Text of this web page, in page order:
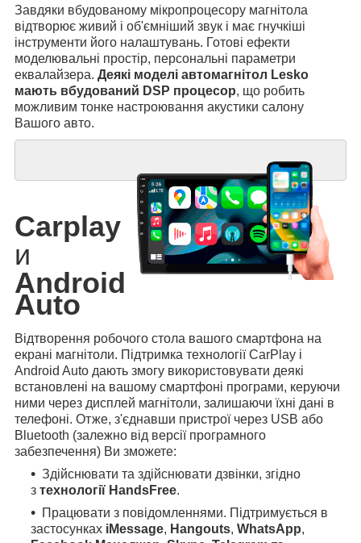
Завдяки вбудованому мікропроцесору магнітола
відтворює живий і об'ємніший звук і має гнучкіші
інструменти його налаштувань. Готові ефекти
моделювальні простір, персональні параметри
еквалайзера. Деякі моделі автомагнітол Lesko
мають вбудований DSP процесор, що робить
можливим тонке настроювання акустики салону
Вашого авто.
Carplay
и
Android
Auto
Відтворення робочого стола вашого смартфона на
екрані магнітоли. Підтримка технології CarPlay і
Android Auto дають змогу використовувати деякі
встановлені на вашому смартфоні програми, керуючи
ними через дисплей магнітоли, залишаючи їхні дані в
телефоні. Отже, з'єднавши пристрої через USB або
Bluetooth (залежно від версії програмного
забезпечення) Ви зможете:
Здійснювати та здійснювати дзвінки, згідно
з технології HandsFree.
Працювати з повідомленнями. Підтримується в
застосунках iMessage, Hangouts, WhatsApp,